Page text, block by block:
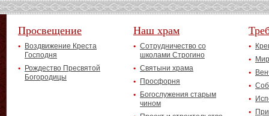
Просвещение
Воздвижение Креста
Господня
Рождество Пресвятой
Богородицы
Наш храм
Сотрудничество со
школами Строгино
Святыни храма
Просфорня
Богослужения старым
чином